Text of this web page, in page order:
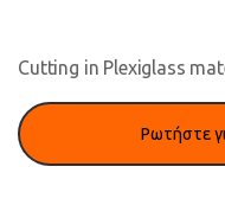
Cutting in Plexiglass